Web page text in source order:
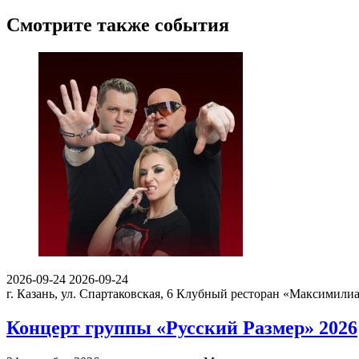
Смотрите также события
2026-09-24 2026-09-24
г. Казань, ул. Спартаковская, 6 Клубный ресторан
Концерт группы «Русский Размер» 2026